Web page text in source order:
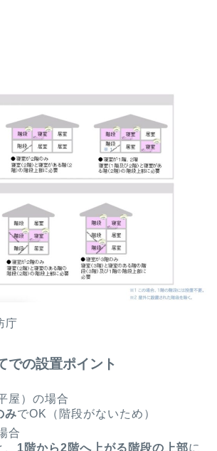
庁
での設置ポイント
屋）の場合
みでOK（階段がないため）
合
、 1階から2階へ上がる階段の上部に